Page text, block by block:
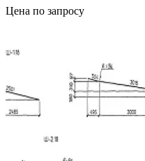
Цена по запросу